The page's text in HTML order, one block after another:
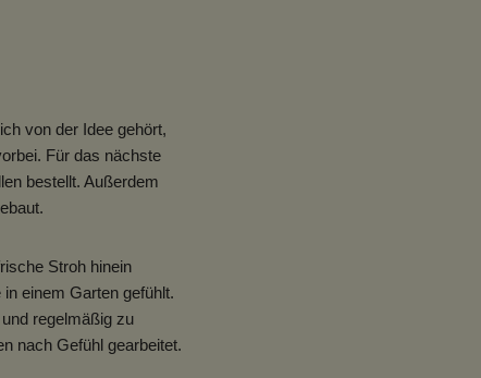
von der Idee gehört,
Für das nächste
bestellt. Außerdem
Stroh hinein
einem Garten gefühlt.
regelmäßig zu
nach Gefühl gearbeitet.